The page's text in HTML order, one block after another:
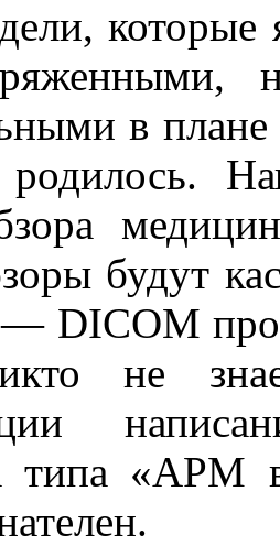
в
будут
DICOM
не
типа «АРМ